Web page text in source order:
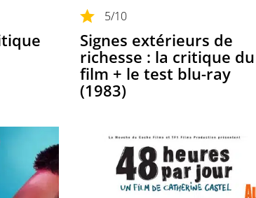
5/10
Signes extérieurs de
richesse : la critique du
film + le test blu-ray
(1983)